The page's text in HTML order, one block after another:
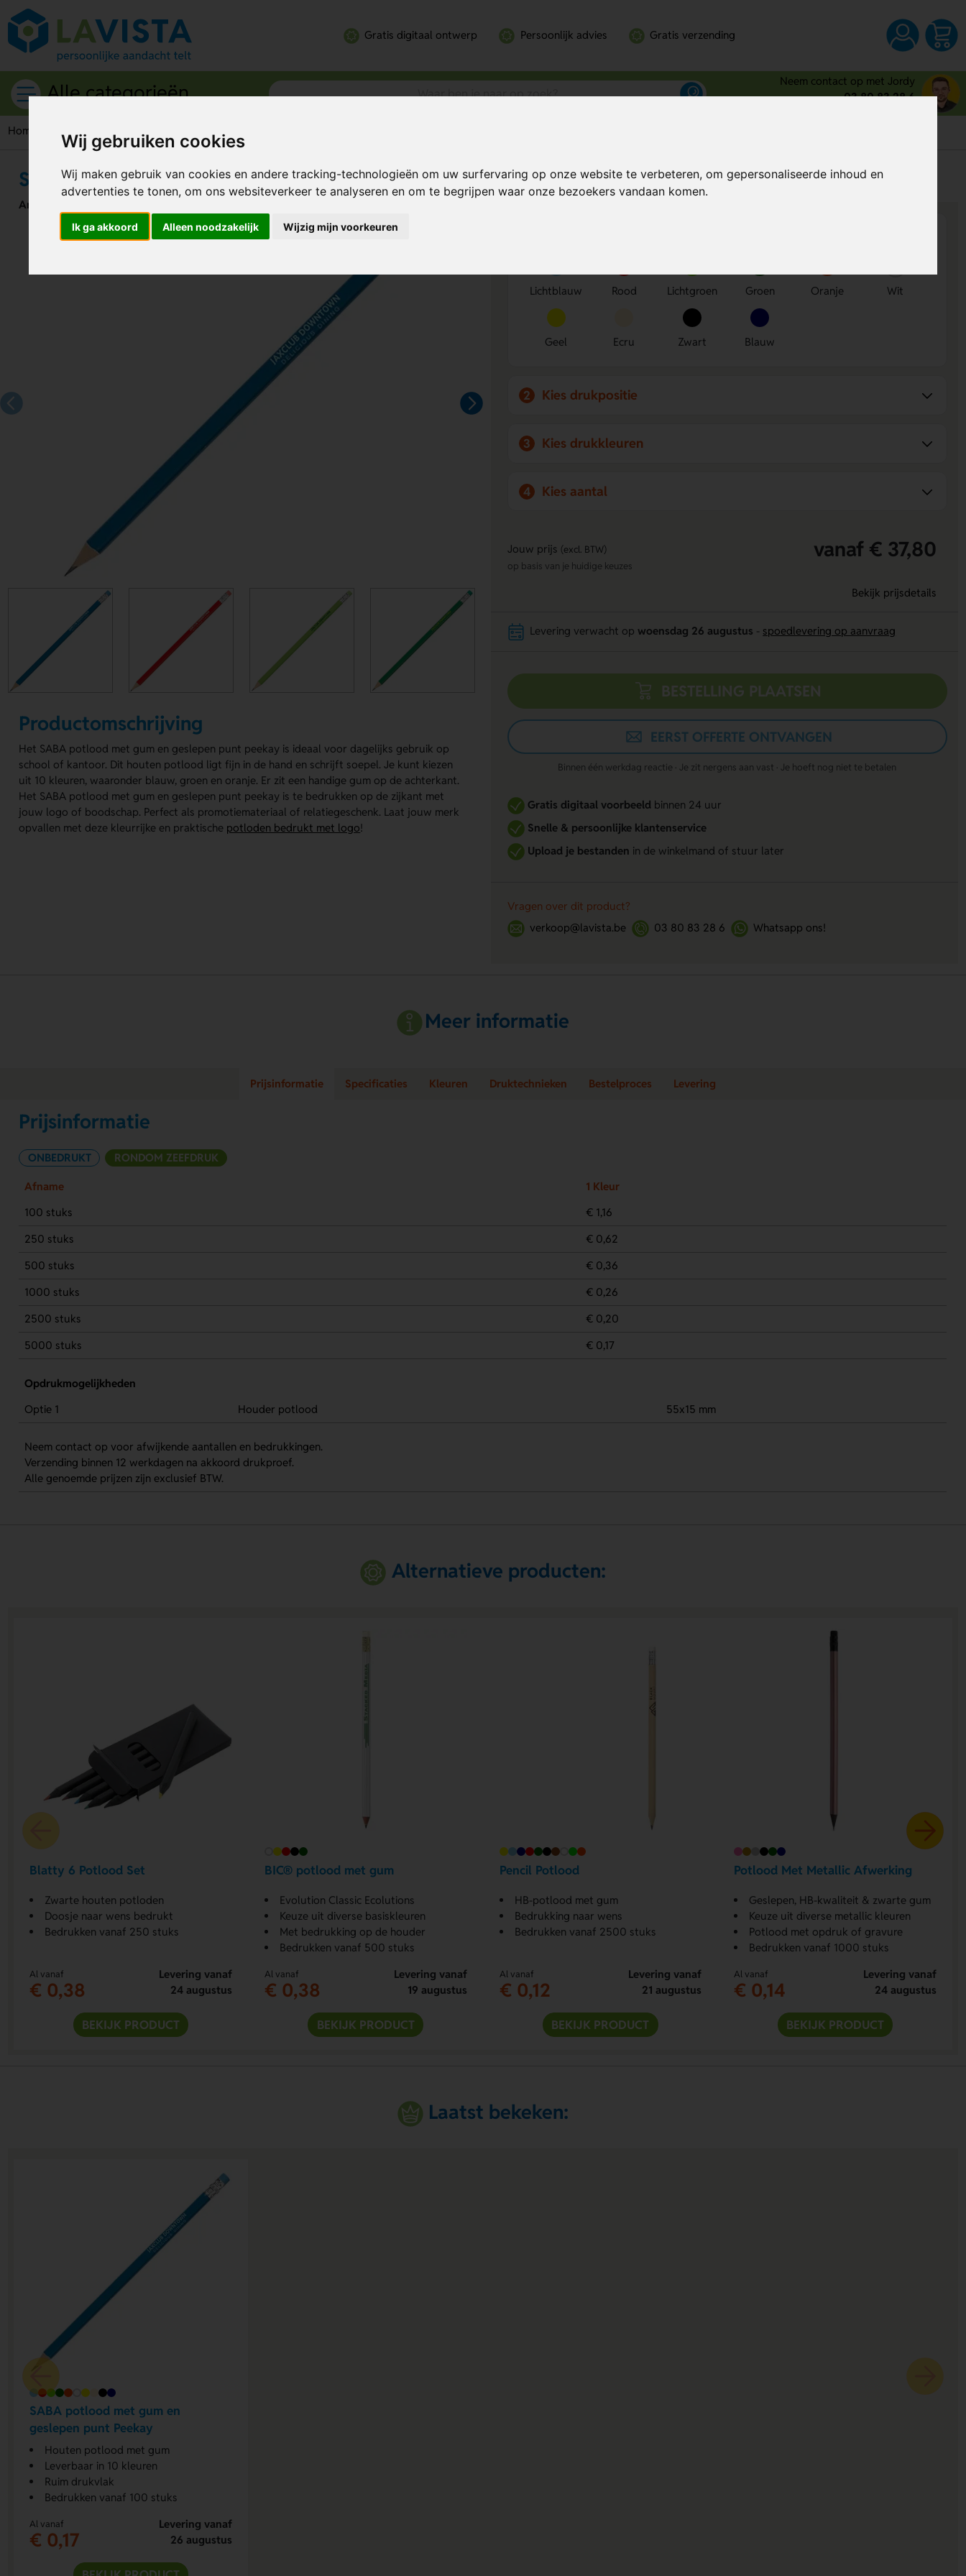
Wij gebruiken cookies
Wij maken gebruik van cookies en andere tracking-technologieën om uw surfervaring op onze website te verbeteren, om gepersonaliseerde inhoud en
advertenties te tonen, om ons websiteverkeer te analyseren en om te begrijpen waar onze bezoekers vandaan komen.
Ik ga akkoord Alleen noodzakelijk Wijzig mijn voorkeuren
Gratis digitaal ontwerp Persoonlijk advies Gratis verzending
Alle categorieën
Neem contact op met Jordy
03 80 83 28 6
Home Schrijfwaren Potloden SABA potlood met gum en geslepen punt Peekay
SABA potlood met gum en geslepen punt Peekay
Artikelnummer:
Productomschrijving
Het SABA potlood met gum en geslepen punt peekay is ideaal voor dagelijks gebruik op
school of kantoor. Dit houten potlood ligt fijn in de hand en schrijft soepel. Je kunt kiezen
uit 10 kleuren, waaronder blauw, groen en oranje. Er zit een handige gum op de achterkant.
Het SABA potlood met gum en geslepen punt peekay is te bedrukken op de zijkant met
jouw logo of boodschap. Perfect als promotiemateriaal of relatiegeschenk. Laat jouw merk
opvallen met deze kleurrijke en praktische potloden bedrukt met logo!
Bereken mijn prijs Al vanaf€ 0,17per stuk (excl. BTW)
Lichtblauw Rood Lichtgroen Groen Oranje Wit
Geel Ecru Zwart Blauw
2 Kies drukpositie
3 Kies drukkleuren
4 Kies aantal
Jouw prijs (excl. BTW) vanaf € 37,80
op basis van je huidige keuzes
Bekijk prijsdetails
Levering verwacht op woensdag 26 augustus spoedlevering op aanvraag
BESTELLING PLAATSEN
EERST OFFERTE ONTVANGEN
Binnen één werkdag reactie · Je zit nergens aan vast · Je hoeft nog niet te betalen
Gratis digitaal voorbeeld binnen 24 uur
Snelle & persoonlijke klantenservice
Upload je bestanden in de winkelmand of stuur later
Vragen over dit product?
verkoop@lavista.be
03 80 83 28 6 Whatsapp ons!
Meer informatie
Prijsinformatie Specificaties Kleuren Druktechnieken Bestelproces Levering
Prijsinformatie
ONBEDRUKT RONDOM ZEEFDRUK
Afname
1 Kleur
100 stuks
€ 1,16
250 stuks
€ 0,62
500 stuks
€ 0,36
1000 stuks
€ 0,26
2500 stuks
€ 0,20
5000 stuks
€ 0,17
Opdrukmogelijkheden
Optie 1
Houder potlood 55x15 mm
Neem contact op voor afwijkende aantallen en bedrukkingen.
Verzending binnen 12 werkdagen na akkoord drukproef.
Alle genoemde prijzen zijn exclusief BTW.
Alternatieve producten:
Blatty 6 Potlood Set
Zwarte houten potloden
Doosje naar wens bedrukt
Bedrukken vanaf 250 stuks
Al vanaf
€ 0,38
Levering vanaf
24 augustus
BEKIJK PRODUCT
BIC® potlood met gum
Evolution Classic Ecolutions
Keuze uit diverse basiskleuren
Met bedrukking op de houder
Bedrukken vanaf 500 stuks
Al vanaf
€ 0,38
Levering vanaf
19 augustus
BEKIJK PRODUCT
Pencil Potlood
HB-potlood met gum
Bedrukking naar wens
Bedrukken vanaf 2500 stuks
Al vanaf
€ 0,12
Levering vanaf
21 augustus
BEKIJK PRODUCT
Potlood Met Metallic Afwerking
Geslepen, HB-kwaliteit & zwarte gum
Keuze uit diverse metallic kleuren
Potlood met opdruk of gravure
Bedrukken vanaf 1000 stuks
Al vanaf
€ 0,14
Levering vanaf
24 augustus
BEKIJK PRODUCT
Laatst bekeken:
SABA potlood met gum en
geslepen punt Peekay
Houten potlood met gum
Leverbaar in 10 kleuren
Ruim drukvlak
Bedrukken vanaf 100 stuks
Al vanaf
€ 0,17
Levering vanaf
26 augustus